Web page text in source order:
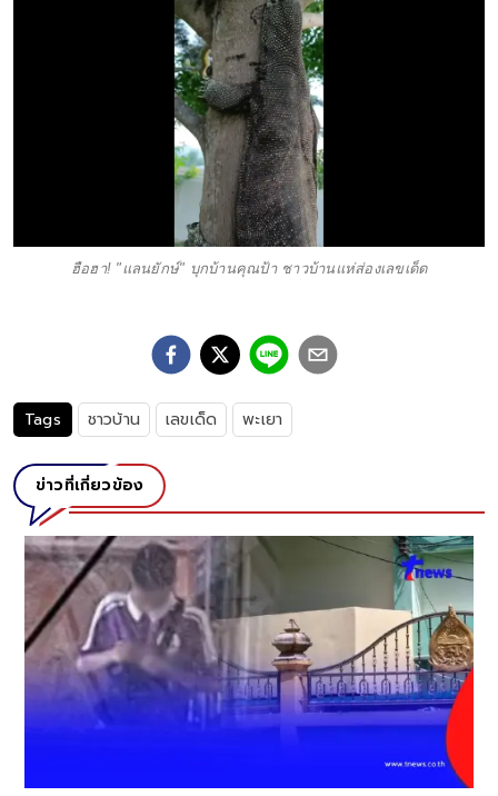
ฮือฮา! "แลนยักษ์" บุกบ้านคุณป้า ชาวบ้านแห่ส่องเลขเด็ด
Tags ชาวบ้าน เลขเด็ด พะเยา
ข่าวที่เกี่ยวข้อง